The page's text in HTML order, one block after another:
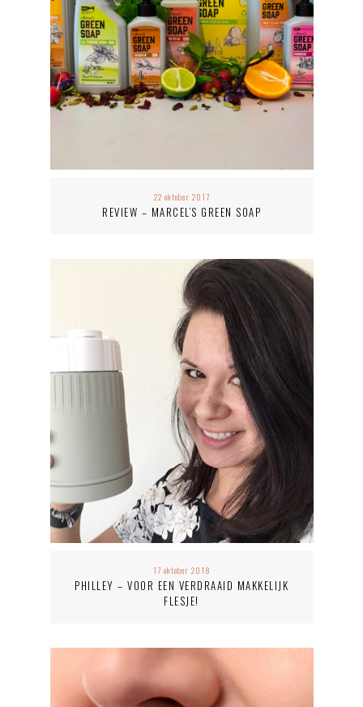
22 oktober 2017
REVIEW – MARCEL’S GREEN SOAP
17 oktober 2018
PHILLEY – VOOR EEN VERDRAAID MAKKELIJK
FLESJE!